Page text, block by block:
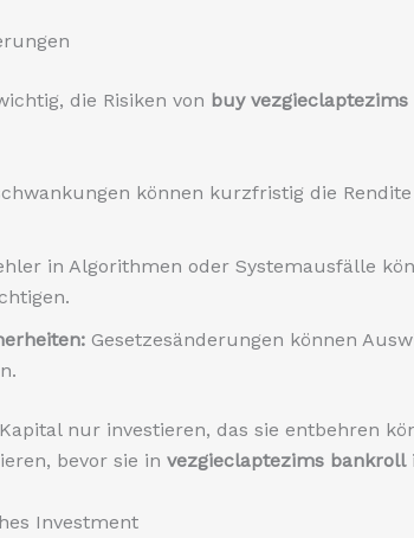
die Risiken von buy
können kurzfristig die Rendite
in Algorithmen oder Systemausfälle
Gesetzesänderungen können
nur investieren, das sie entbehren
bevor sie in vezgieclaptezims bankroll
Investment